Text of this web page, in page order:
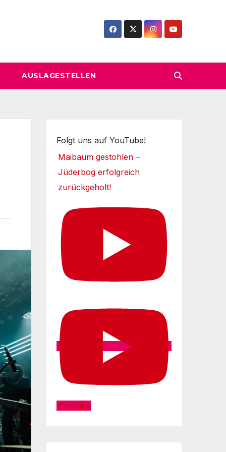
AUSLAGESTELLEN
Folgt uns auf YouTube!
Maibaum gestohlen –
Jüderbog erfolgreich
zurückgeholt!
YouTube